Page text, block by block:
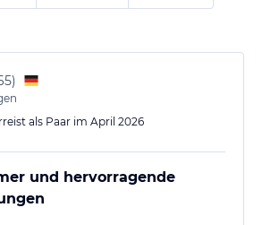
)
als Paar im April 2026
und hervorragende